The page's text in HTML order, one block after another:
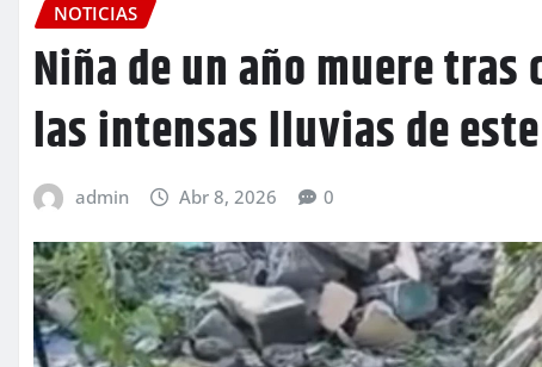
NOTICIAS
Niña de un año muere
las intensas lluvias de
admin Abr 8, 2026 0